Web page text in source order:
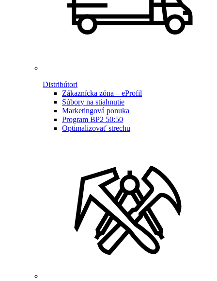
Distribútori
Zákaznícka zóna – eProfil
Súbory na stiahnutie
Marketingová ponuka
Program BP2 50:50
Optimalizovať strechu